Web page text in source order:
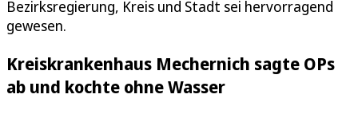
Bezirksregierung, Kreis und Stadt sei hervorragend
gewesen.
Kreiskrankenhaus Mechernich sagte OPs
ab und kochte ohne Wasser